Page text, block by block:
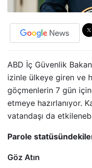
ABD İç Güvenlik
izinle ülkeye giren ve
göçmenlerin 7 gün
etmeye hazırlanıyor.
vatandaşı da
Parole statüsündekiler
Göz Atın